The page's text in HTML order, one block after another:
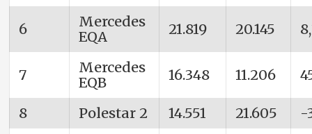
6
Mercedes
EQA
21.819 20.145
7
Mercedes
EQB
16.348 11.206
8 Polestar 2 14.551 21.605 -